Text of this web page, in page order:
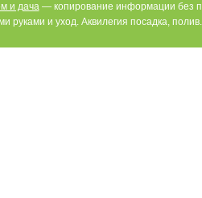
и дача— копирование информации без
руками и уход. Аквилегия посадка,